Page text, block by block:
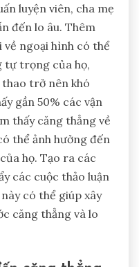
luyện viên, cha mẹ
đến lo âu. Thêm
về ngoại hình có thể
tự trọng của họ,
trở nên khó
gần 50% các vận
thấy căng thẳng về
thể ảnh hưởng đến
họ. Tạo ra các
các cuộc thảo luận
có thể giúp xây
căng thẳng và lo